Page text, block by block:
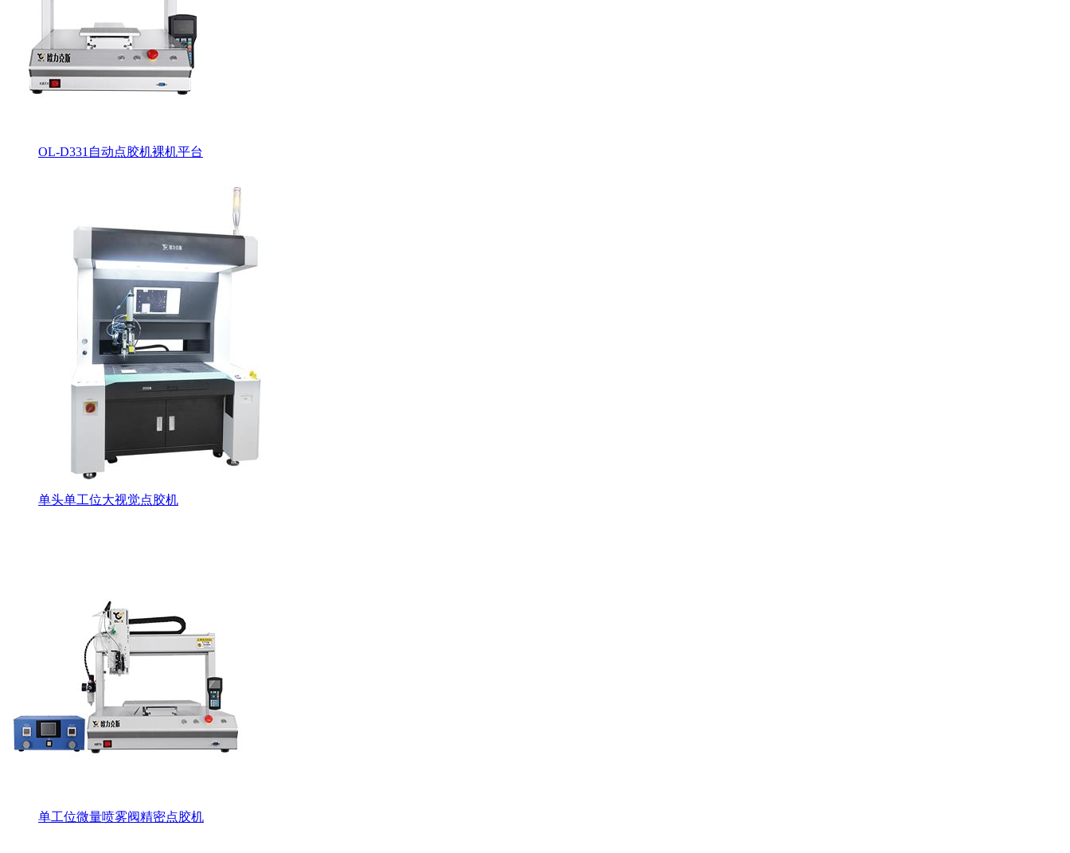
OL-D331自动点胶机裸机平台
单头单工位大视觉点胶机
单工位微量喷雾阀精密点胶机